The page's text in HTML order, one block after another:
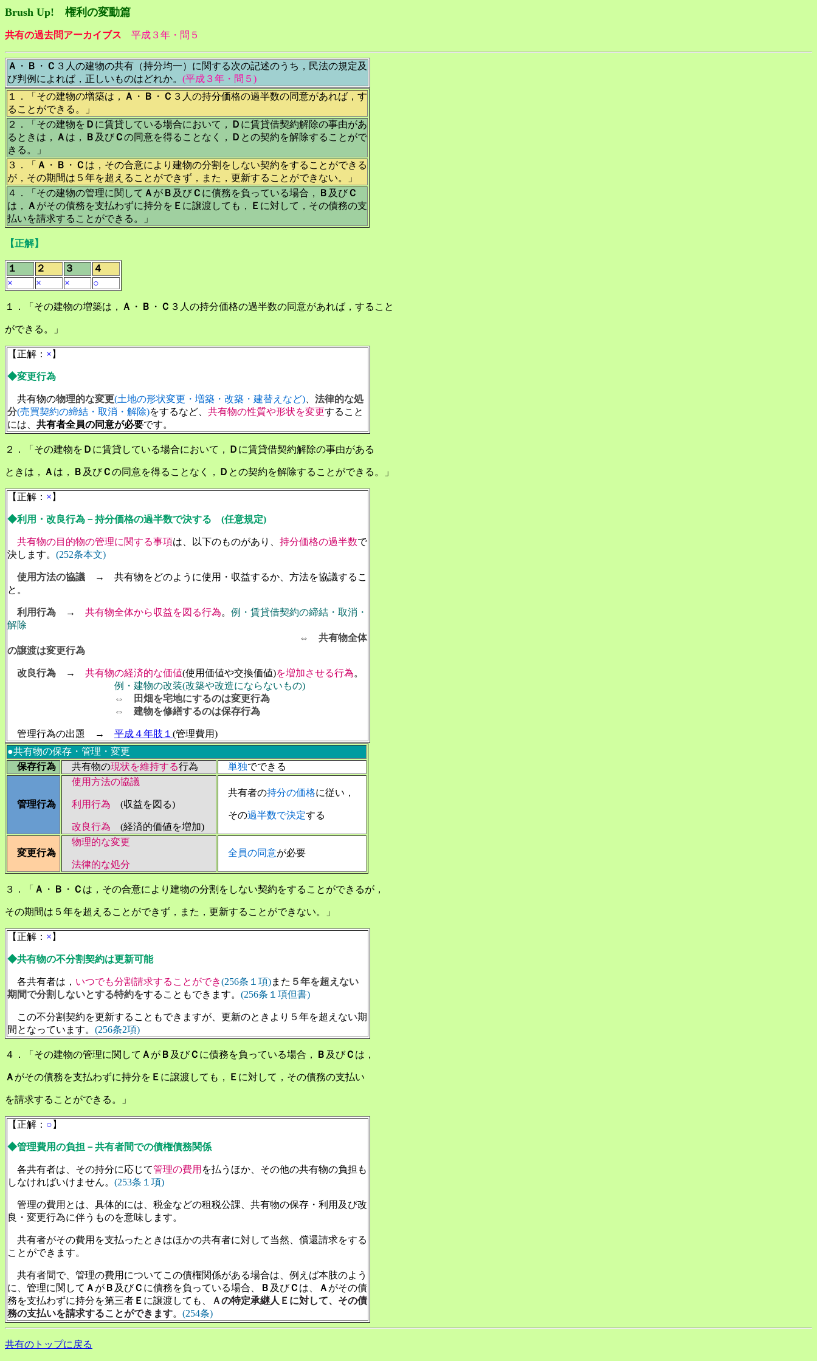
Brush Up! 権利の変動篇
共有の過去問アーカイブス 平成３年・問５
Ａ ・ Ｂ ・ Ｃ ３人の建物の共有（持分均一）に関する次の記述のうち，民法の規定及
び判例によれば，正しいものはどれか。 (平成３年・問５)
１．「その建物の増築は，
Ａ ・ Ｂ ・ Ｃ ３人の持分価格の過半数の同意があれば，す
ることができる。」
２．「その建物を Ｄ に賃貸している場合において， Ｄ に賃貸借契約解除の事由があ
るときは，
Ａ は， Ｂ 及びＣの同意を得ることなく， Ｄ との契約を解除することがで
きる。」
３．「 Ａ ・ Ｂ ・ Ｃ は，その合意により建物の分割をしない契約をすることができる
が，その期間は５年を超えることができず，また，更新することができない。」
４．「その建物の管理に関して Ａ が Ｂ 及びＣ に債務を負っている場合， Ｂ 及びＣ
は，
Ａ がその債務を支払わずに持分を Ｅ に譲渡しても， Ｅ に対して，その債務の支
払いを請求することができる。」
【正解】
１ ２ ３
４
×
× × ○
１．「その建物の増築は， Ａ ・ Ｂ ・ Ｃ ３人の持分価格の過半数の同意があれば，すること
ができる。」
【正解： × 】
◆変更行為
共有物の物理的な変更(土地の形状変更・増築・改築・建替えなど)
法律的な処
分(売買契約の締結・取消・解除)をするなど、 共有物の性質や形状を変更すること
には、 共有者全員の同意が必要です。
２．「その建物を Ｄ に賃貸している場合において， Ｄ に賃貸借契約解除の事由がある
ときは， Ａ は， Ｂ 及びＣの同意を得ることなく， Ｄ との契約を解除することができる。」
【正解： × 】
◆利用・改良行為－持分価格の過半数で決する (任意規定)
共有物の目的物の管理に関する事項は、以下のものがあり、 持分価格の過半数で
決します。 (252条本文)
使用方法の協議
→ 共有物をどのように使用・収益するか、方法を協議するこ
と。
利用行為 → 共有物全体から収益を図る行為。 例・賃貸借契約の締結・取消・
解除
⇔ 共有物全体
の譲渡は変更行為
改良行為 → 共有物の経済的な価値(使用価値や交換価値)を増加させる行為。
例・建物の改装(改築や改造にならないもの)
⇔ 田畑を宅地にするのは変更行為
⇔ 建物を修繕するのは保存行為
管理行為の出題 → 平成４年肢１ (管理費用)
●共有物の保存・管理・変更
保存行為
共有物の現状を維持する行為 単独でできる
管理行為
使用方法の協議
利用行為 (収益を図る)
改良行為 (経済的価値を増加)
共有者の持分の価格に従い，
その過半数で決定する
変更行為
物理的な変更
法律的な処分
全員の同意が必要
３．「 Ａ ・ Ｂ ・ Ｃ は，その合意により建物の分割をしない契約をすることができるが，
その期間は５年を超えることができず，また，更新することができない。」
【正解： × 】
◆共有物の不分割契約は更新可能
各共有者は， いつでも分割請求することができ(256条１項)また ５年を超えない
期間で分割しないとする特約をすることもできます。 (256条１項但書)
この不分割契約を更新することもできますが、更新のときより５年を超えない期
間となっています。 (256条2項)
４．「その建物の管理に関して Ａ が Ｂ 及びＣ に債務を負っている場合， Ｂ 及びＣ は，
Ａ がその債務を支払わずに持分を Ｅ に譲渡しても， Ｅ に対して，その債務の支払い
を請求することができる。」
【正解： ○ 】
◆管理費用の負担－共有者間での債権債務関係
各共有者は、その持分に応じて管理の費用 を払うほか、その他の共有物の負担も
しなければいけません。 (253条１項)
管理の費用とは、具体的には、税金などの租税公課、共有物の保存・利用及び改
良・変更行為に伴うものを意味します。
共有者がその費用を支払ったときはほかの共有者に対して当然、償還請求をする
ことができます。
共有者間で、管理の費用についてこの債権関係がある場合は、例えば本肢のよう
に、管理に関して Ａ が Ｂ 及びＣ に債務を負っている場合、 Ｂ 及びＣ は、 Ａ がその債
務を支払わずに持分を第三者 Ｅ に譲渡しても、
Ａの特定承継人Ｅに対して、その債
務の支払いを請求することができます。 (254条)
共有のトップに戻る